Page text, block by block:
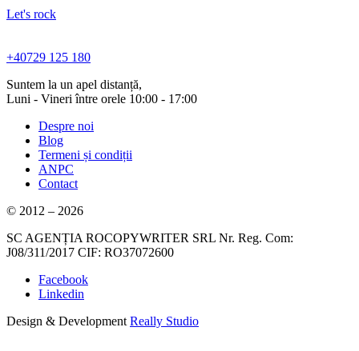
Let's rock
+40729 125 180
Suntem la un apel distanță,
Luni - Vineri între orele 10:00 - 17:00
Despre noi
Blog
Termeni și condiții
ANPC
Contact
© 2012 – 2026
SC AGENȚIA ROCOPYWRITER SRL Nr. Reg. Com:
J08/311/2017 CIF: RO37072600
Facebook
Linkedin
Design & Development Really Studio